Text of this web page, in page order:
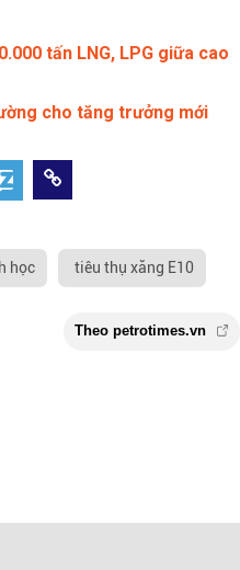
tấn LNG, LPG giữa cao
cho tăng trưởng mới
học tiêu thụ xăng E10